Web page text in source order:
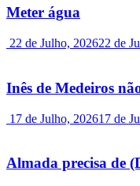
Meter água
22 de Julho, 202622 de
Inês de Medeiros
17 de Julho, 202617 de
Almada precisa de